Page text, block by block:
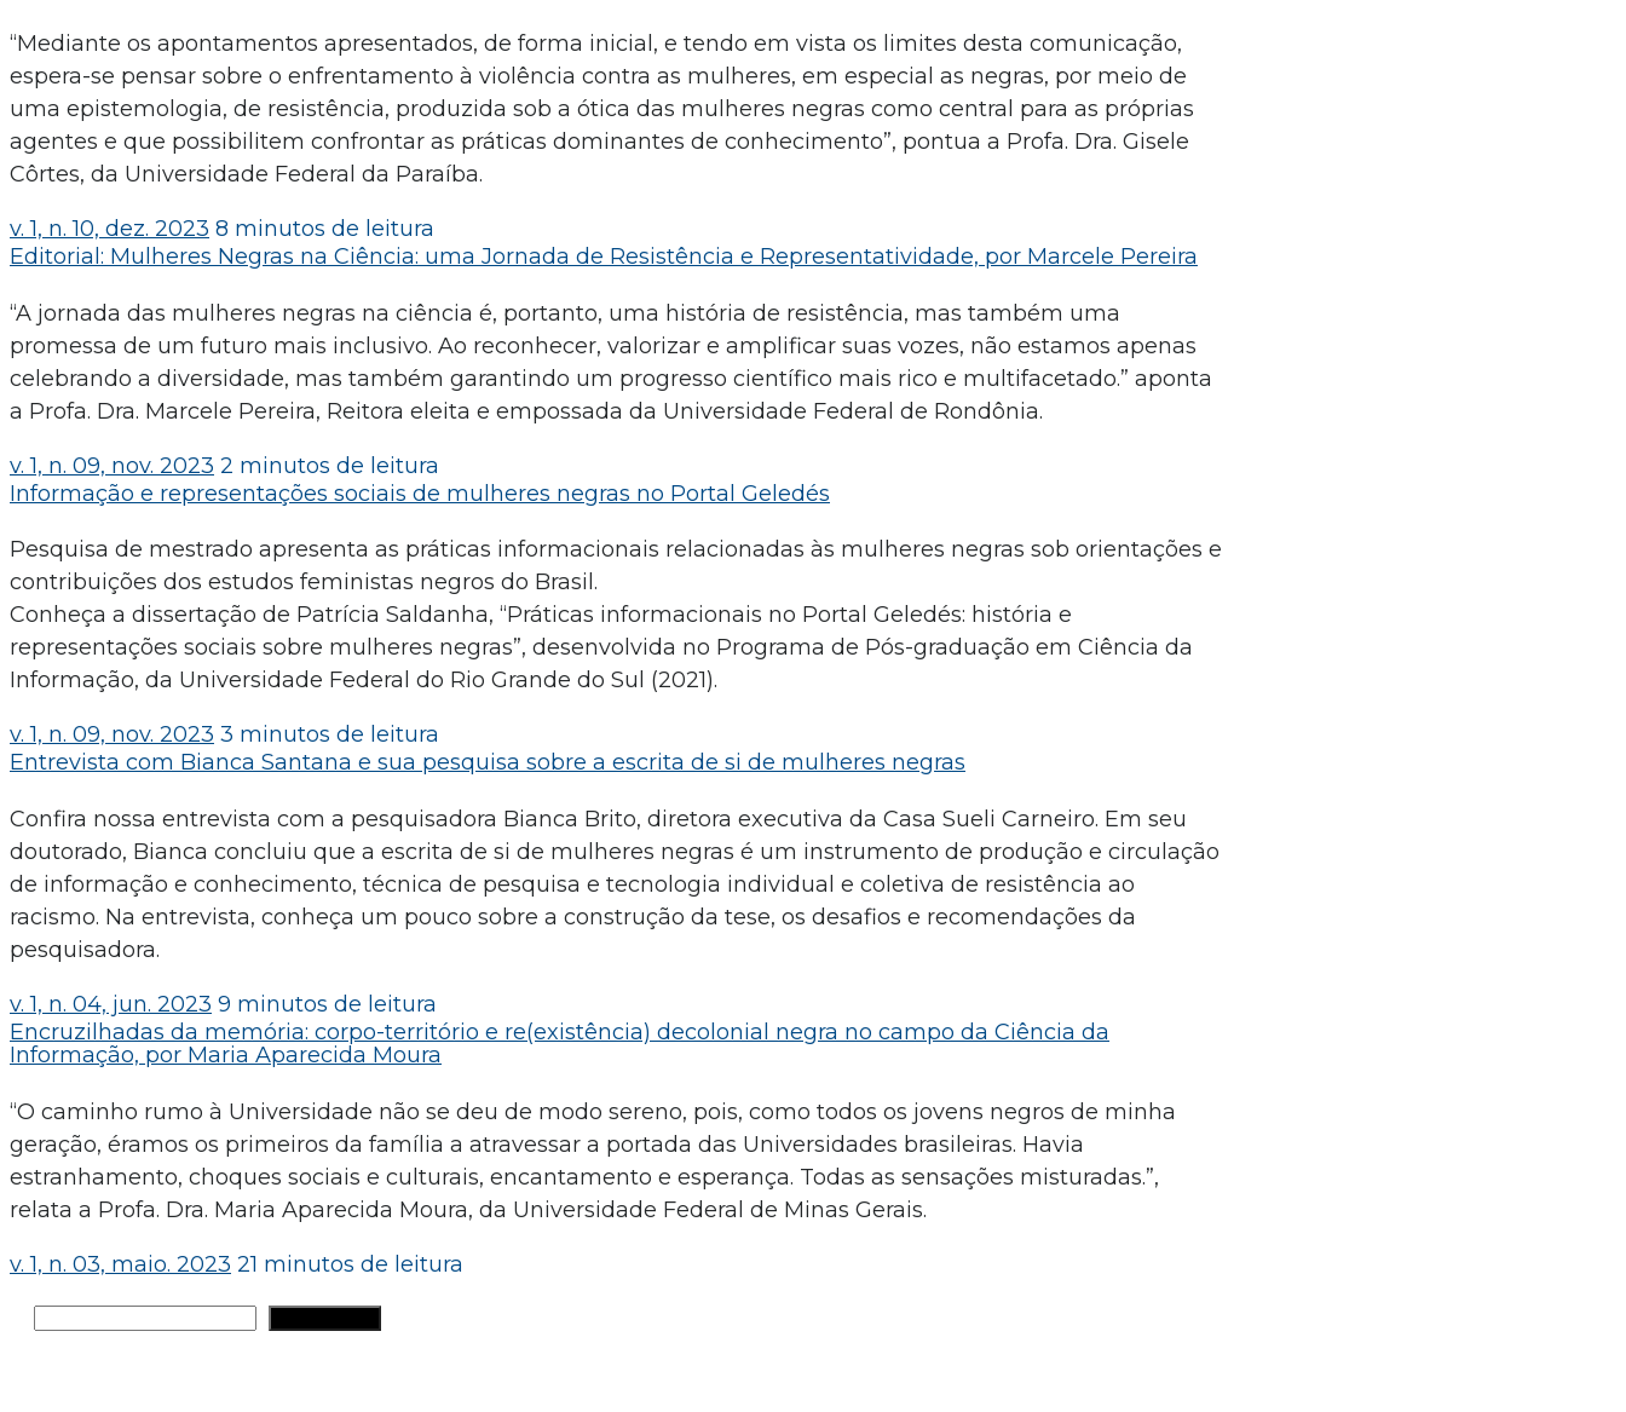
“Mediante os apontamentos apresentados, de forma inicial, e tendo em vista os limites desta comunicação,
espera-se pensar sobre o enfrentamento à violência contra as mulheres, em especial as negras, por meio de
uma epistemologia, de resistência, produzida sob a ótica das mulheres negras como central para as próprias
agentes e que possibilitem confrontar as práticas dominantes de conhecimento”, pontua a Profa. Dra. Gisele
Côrtes, da Universidade Federal da Paraíba.
v. 1, n. 10, dez. 2023 8 minutos de leitura
Editorial: Mulheres Negras na Ciência: uma Jornada de Resistência e Representatividade, por Marcele Pereira
“A jornada das mulheres negras na ciência é, portanto, uma história de resistência, mas também uma
promessa de um futuro mais inclusivo. Ao reconhecer, valorizar e amplificar suas vozes, não estamos apenas
celebrando a diversidade, mas também garantindo um progresso científico mais rico e multifacetado.” aponta
a Profa. Dra. Marcele Pereira, Reitora eleita e empossada da Universidade Federal de Rondônia.
v. 1, n. 09, nov. 2023 2 minutos de leitura
Informação e representações sociais de mulheres negras no Portal Geledés
Pesquisa de mestrado apresenta as práticas informacionais relacionadas às mulheres negras sob orientações e
contribuições dos estudos feministas negros do Brasil.
Conheça a dissertação de Patrícia Saldanha, “Práticas informacionais no Portal Geledés: história e
representações sociais sobre mulheres negras”, desenvolvida no Programa de Pós-graduação em Ciência da
Informação, da Universidade Federal do Rio Grande do Sul (2021).
v. 1, n. 09, nov. 2023 3 minutos de leitura
Entrevista com Bianca Santana e sua pesquisa sobre a escrita de si de mulheres negras
Confira nossa entrevista com a pesquisadora Bianca Brito, diretora executiva da Casa Sueli Carneiro. Em seu
doutorado, Bianca concluiu que a escrita de si de mulheres negras é um instrumento de produção e circulação
de informação e conhecimento, técnica de pesquisa e tecnologia individual e coletiva de resistência ao
racismo. Na entrevista, conheça um pouco sobre a construção da tese, os desafios e recomendações da
pesquisadora.
v. 1, n. 04, jun. 2023 9 minutos de leitura
Encruzilhadas da memória: corpo-território e re(existência) decolonial negra no campo da Ciência da
Informação, por Maria Aparecida Moura
“O caminho rumo à Universidade não se deu de modo sereno, pois, como todos os jovens negros de minha
geração, éramos os primeiros da família a atravessar a portada das Universidades brasileiras. Havia
estranhamento, choques sociais e culturais, encantamento e esperança. Todas as sensações misturadas.”,
relata a Profa. Dra. Maria Aparecida Moura, da Universidade Federal de Minas Gerais.
v. 1, n. 03, maio. 2023 21 minutos de leitura
Pesquisar